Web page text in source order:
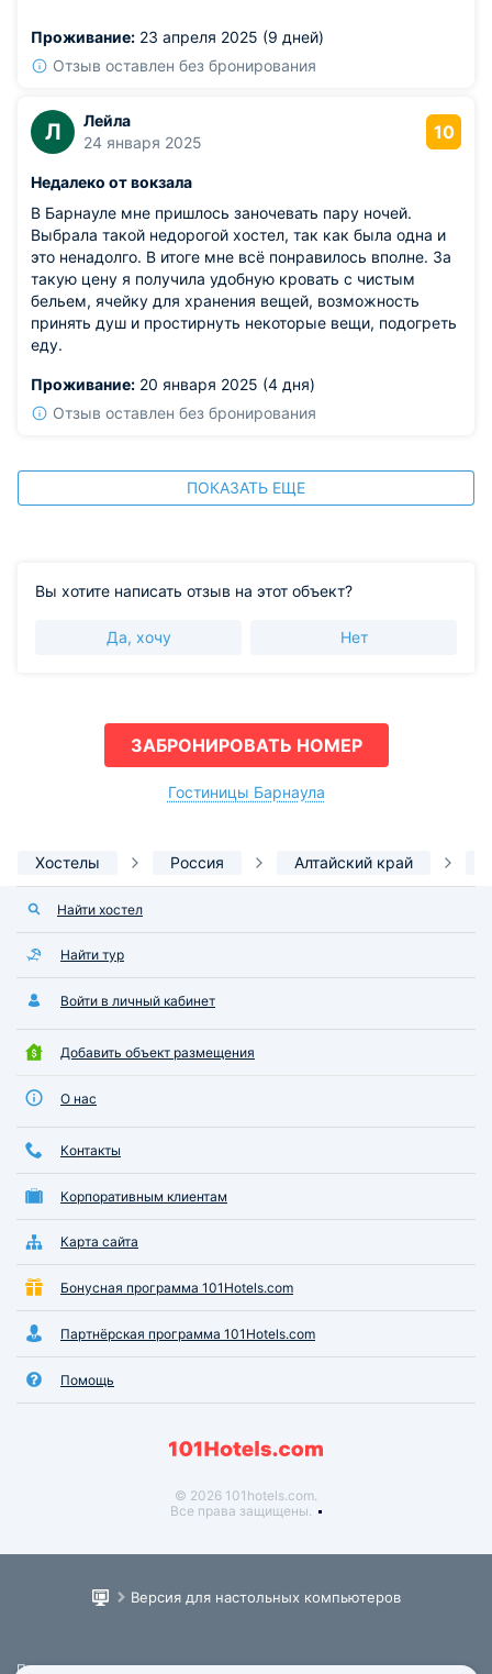
транспорте.
Из недостатков: но подушка могла бы быть поплотнее
Проживание: 23 апреля 2025 (9 дней)
Отзыв оставлен без бронирования
Л
Лейла
24 января 2025
10
Недалеко от вокзала
В Барнауле мне пришлось заночевать пару ночей.
Выбрала такой недорогой хостел, так как была одна и
это ненадолго. В итоге мне всё понравилось вполне. За
такую цену я получила удобную кровать с чистым
бельем, ячейку для хранения вещей, возможность
принять душ и простирнуть некоторые вещи, подогреть
еду.
Проживание: 20 января 2025 (4 дня)
Отзыв оставлен без бронирования
ПОКАЗАТЬ ЕЩЕ
Вы хотите написать отзыв на этот объект?
Да, хочу Нет
ЗАБРОНИРОВАТЬ НОМЕР
Гостиницы Барнаула
Хостелы Россия Алтайский край
Найти хостел
Найти тур
Войти в личный кабинет
Добавить объект размещения
О нас
Контакты
Корпоративным клиентам
Карта сайта
Бонусная программа 101Hotels.com
Партнёрская программа 101Hotels.com
Помощь
© 2026 101hotels.com.
Все права защищены.
Версия для настольных компьютеров
Пользовательское соглашение